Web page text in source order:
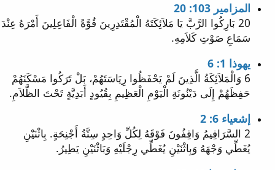
المزامير 103: 20
20 بَارِكُوا الرَّبَّ يَا مَلاَئِكَتَهُ الْمُقْتَدِرِينَ قُوَّةً الْفَاعِلِينَ أَمْرَهُ عِنْدَ
سَمَاعِ صَوْتِ كَلاَمِهِ.
يهوذا 1: 6
6 وَالْمَلاَئِكَةُ الَّذِينَ لَمْ يَحْفَظُوا رِيَاسَتَهُمْ، بَلْ تَرَكُوا مَسْكَنَهُمْ
حَفِظَهُمْ إِلَى دَيْنُونَةِ الْيَوْمِ الْعَظِيمِ بِقُيُودٍ أَبَدِيَّةٍ تَحْتَ الظَّلاَمِ.
إشعياء 6: 2
2 السَّرَافِيمُ وَاقِفُونَ فَوْقَهُ لِكُلِّ وَاحِدٍ سِتَّةُ أَجْنِحَةٍ. بِاثْنَيْنِ
يُغَطِّي وَجْهَهُ وَبِاثْنَيْنِ يُغَطِّي رِجْلَيْهِ وَبَاثْنَيْنِ يَطِيرُ.